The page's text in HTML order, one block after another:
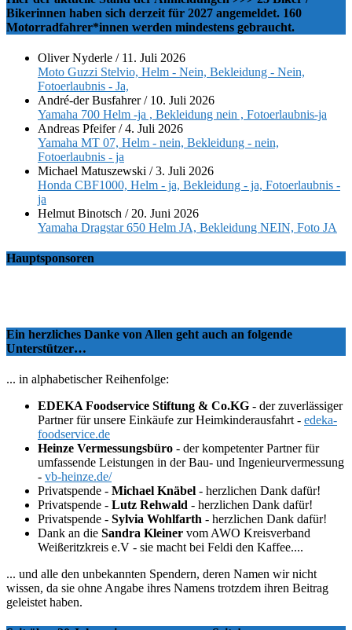
Bikerinnen haben sich derzeit für 2027 angemeldet. 160
Motorradfahrer*innen werden mindestens gebraucht.
Oliver Nyderle / 11. Juli 2026
Moto Guzzi Stelvio, Helm - Nein, Bekleidung - Nein,
Fotoerlaubnis - Ja,
André-der Busfahrer/ 10. Juli 2026
Yamaha 700 Helm -ja , Bekleidung nein , Fotoerlaubnis-ja
Andreas Pfeifer/4. Juli 2026
Yamaha MT 07, Helm - nein, Bekleidung - nein,
Fotoerlaubnis - ja
Michael Matuszewski /3. Juli 2026
Honda CBF1000, Helm - ja, Bekleidung - ja, Fotoerlaubnis -
ja
Helmut Binotsch / 20. Juni 2026
Yamaha Dragstar 650 Helm JA, Bekleidung NEIN, Foto JA
Hauptsponsoren
Ein herzliches Danke von Allen geht auch an folgende
Unterstützer…
... in alphabetischer Reihenfolge:
EDEKA Foodservice Stiftung & Co.KG - der zuverlässiger
Partner für unsere Einkäufe zur Heimkinderausfahrt - edeka-
foodservice.de
Heinze Vermessungsbüro - der kompetenter Partner für
umfassende Leistungen in der Bau- und Ingenieurvermessung
- vb-heinze.de/
Privatspende - Michael Knäbel - herzlichen Dank dafür!
Privatspende - Lutz Rehwald - herzlichen Dank dafür!
Privatspende - Sylvia Wohlfarth - herzlichen Dank dafür!
Dank an die Sandra Kleiner vom AWO Kreisverband
Weißeritzkreis e.V - sie macht bei Feldi den Kaffee....
... und alle den unbekannten Spendern, deren Namen wir nicht
wissen, da sie ohne Angabe ihres Namens trotzdem ihren Beitrag
geleistet haben.